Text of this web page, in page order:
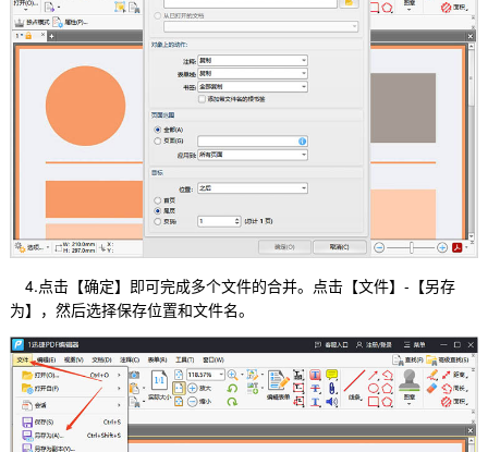
4.点击【确定】即可完成多个文件的合并。点击【文件】-【另存
为】，然后选择保存位置和文件名。